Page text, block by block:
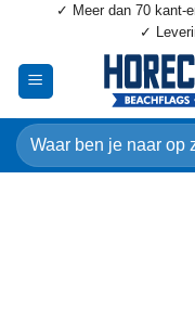
inhoud
✓ Meer dan 70 kant-
✓
Zoeken
naar: